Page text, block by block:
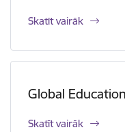
Skatīt vairāk
Global
Skatīt vairāk